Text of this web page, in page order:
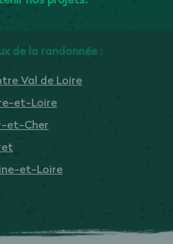
de la randonnée :
Val de Loire
et-Loire
et-Cher
et-Loire